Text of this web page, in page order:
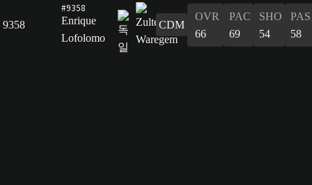
9358
#9358
Enrique
Lofolomo
CDM
OVR
66
PAC
69
SHO
54
PAS
58